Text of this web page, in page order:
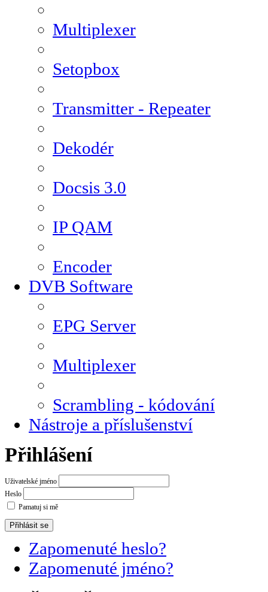
Multiplexer
Setopbox
Transmitter - Repeater
Dekodér
Docsis 3.0
IP QAM
Encoder
DVB Software
EPG Server
Multiplexer
Scrambling - kódování
Nástroje a příslušenství
Přihlášení
Uživatelské jméno
Heslo
Pamatuj si mě
Zapomenuté heslo?
Zapomenuté jméno?